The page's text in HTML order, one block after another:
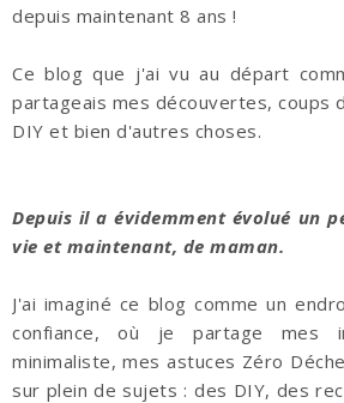
depuis maintenant 8 ans !
Ce blog que j'ai vu au départ
partageais mes découvertes, coups
DIY et bien d'autres choses.
Depuis il a évidemment évolué un
vie et maintenant, de maman.
J'ai imaginé ce blog comme un
confiance, où je partage mes
minimaliste, mes astuces Zéro
sur plein de sujets : des DIY, des